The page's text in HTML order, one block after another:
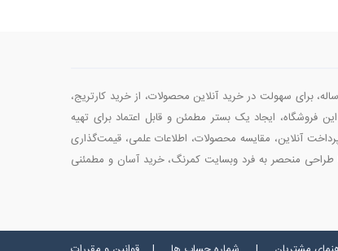
برای سهولت در خرید آنلاین محصولات، از خرید کارتریج‌،
فروشگاه، ایجاد یک بستر مطمئن و قابل اعتماد برای تهیه
آنلاین، مقایسه محصولات، اطلاعات علمی، قیمت‌گذاری
طراحی منحصر به فرد وبسایت کمرنگ، خرید آسان و مطمئنی